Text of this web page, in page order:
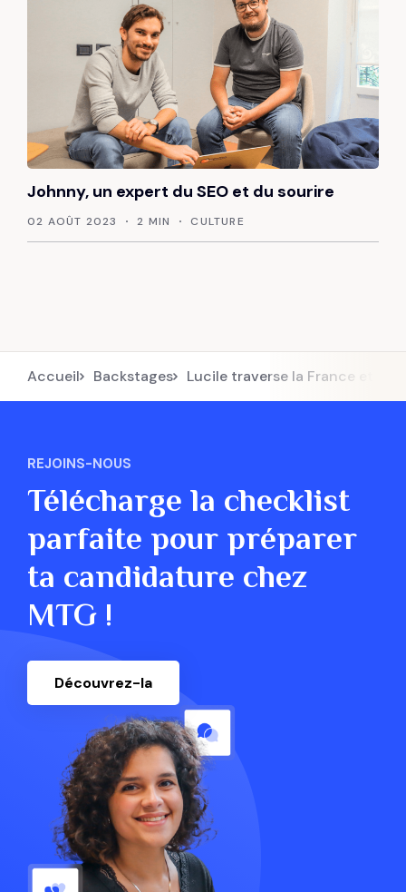
Johnny, un expert du SEO et du sourire
02 AOÛT 2023 2 MIN CULTURE
Accueil Backstages Lucile traverse la France et
REJOINS-NOUS
Télécharge la checklist
parfaite pour préparer
ta candidature chez
MTG !
Découvrez-la